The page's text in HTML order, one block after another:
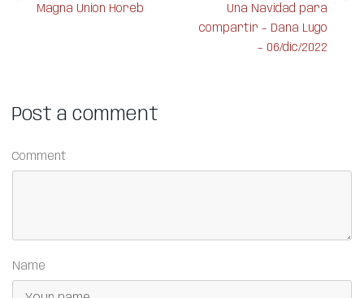
Magna Unión Horeb
Una Navidad para
compartir – Dana Lugo
– 06/dic/2022
Post a comment
Comment
Name